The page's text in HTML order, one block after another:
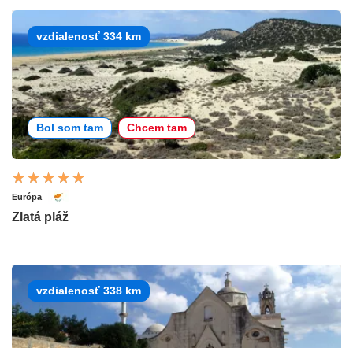
vzdialenosť 334 km
Bol som tam Chcem tam
Európa
Zlatá pláž
vzdialenosť 338 km